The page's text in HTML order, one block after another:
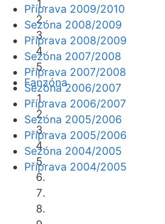
Fanzóna
Příprava 2009/2010
Sezóna 2008/2009
Příprava 2008/2009
Sezóna 2007/2008
Příprava 2007/2008
Sezóna 2006/2007
Příprava 2006/2007
Sezóna 2005/2006
Příprava 2005/2006
Sezóna 2004/2005
Příprava 2004/2005